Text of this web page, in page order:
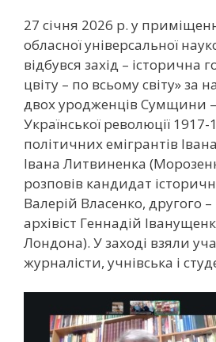
27 січня 2026 р. у
обласної універсальної
відбувся захід – історична
цвіту – по всьому світу» за
двох уродженців Сумщини –
Української революції
політичних емігрантів
Івана Литвиненка
розповів кандидат
Валерій Власенко, другого
архівіст Геннадій
Лондона). У заході взяли
журналісти, учнівська і